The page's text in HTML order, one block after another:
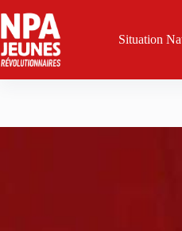
au
contenu
Situation